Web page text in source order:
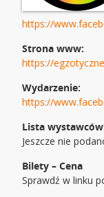
https://
Strona www:
https://
Wydarzenie:
https://
Lista
Jeszcze nie
Bilety – Cena
Sprawdź w linku